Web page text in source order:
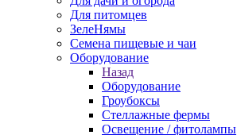
Для питомцев
ЗелеНямы
Семена пищевые и чаи
Оборудование
Назад
Оборудование
Гроубоксы
Стеллажные фермы
Освещение / фитолампы